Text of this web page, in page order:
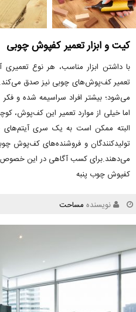
کیت‌ و ابزار تعمیر کفپوش چوبی
با داشتن ابزار مناسب، هر نوع
تعمیر کف‌پوش‌های چوبی نیز صدق
می‌شود؛ بیشتر افراد سراسیمه شده و
اما خیلی از موارد تعمیر این کف‌پوش،
البته ممکن است به یک سری آیتم‌های
تولیدکنندگان و فروشنده‌های کف‌پوش
می‌دهند.برای کسب آگاهی در این خصوص
کفپوش چوب پنبه
نویسنده مساحت